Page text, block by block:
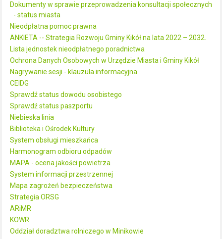
Dokumenty w sprawie przeprowadzenia konsultacji społecznych
- status miasta
Nieodpłatna pomoc prawna
ANKIETA -- Strategia Rozwoju Gminy Kikół na lata 2022 – 2032.
Lista jednostek nieodpłatnego poradnictwa
Ochrona Danych Osobowych w Urzędzie Miasta i Gminy Kikół
Nagrywanie sesji - klauzula informacyjna
CEIDG
Sprawdź status dowodu osobistego
Sprawdź status paszportu
Niebieska linia
Biblioteka i Ośrodek Kultury
System obsługi mieszkańca
Harmonogram odbioru odpadów
MAPA - ocena jakości powietrza
System informacji przestrzennej
Mapa zagrożeń bezpieczeństwa
Strategia ORSG
ARiMR
KOWR
Oddział doradztwa rolniczego w Minikowie